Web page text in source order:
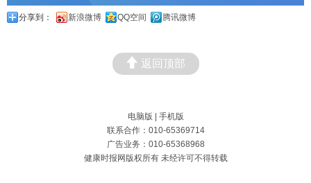
分享到： 新浪微博 QQ空间 腾讯微博
返回顶部
电脑版
手机版
联系合作：010-65369714
广告业务：010-65368968
健康时报网版权所有 未经许可不得转载